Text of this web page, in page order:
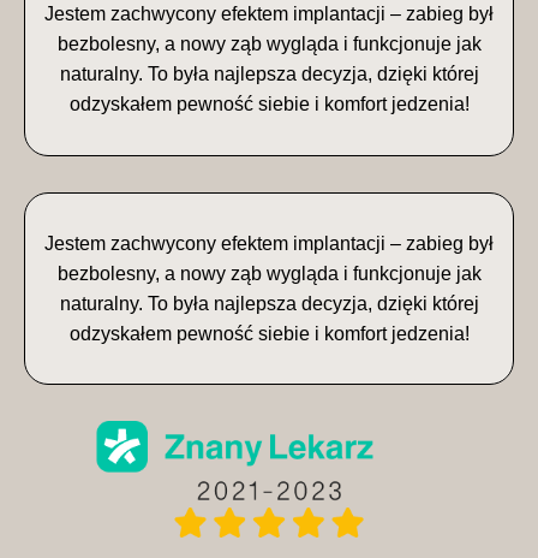
Jestem zachwycony efektem implantacji – zabieg był
bezbolesny, a nowy ząb wygląda i funkcjonuje jak
naturalny. To była najlepsza decyzja, dzięki której
odzyskałem pewność siebie i komfort jedzenia!
Jestem zachwycony efektem implantacji – zabieg był
bezbolesny, a nowy ząb wygląda i funkcjonuje jak
naturalny. To była najlepsza decyzja, dzięki której
odzyskałem pewność siebie i komfort jedzenia!